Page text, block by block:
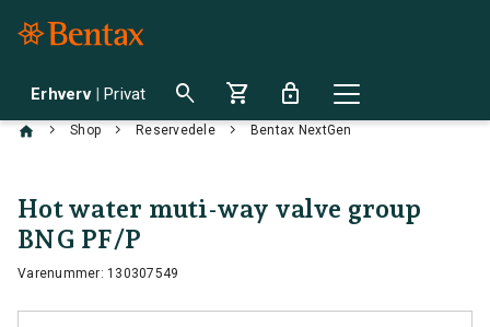
Erhverv | Privat search shopping_cart lock
chevron_right Shop chevron_right Reservedele chevron_right Bentax NextGen
Hot water muti-way valve group
BNG PF/P
Varenummer: 130307549